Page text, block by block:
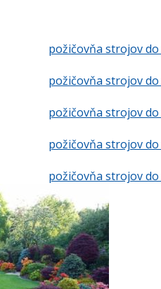
požičovňa strojov
požičovňa strojov
požičovňa strojov
požičovňa strojov
požičovňa strojov